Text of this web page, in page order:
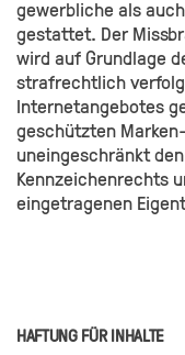
gewerbliche als
gestattet. Der
wird auf Grundlage
strafrechtlich
Internetangebotes
geschützten
uneingeschränkt
Kennzeichenrechts
eingetragenen
HAFTUNG FÜR INHALTE